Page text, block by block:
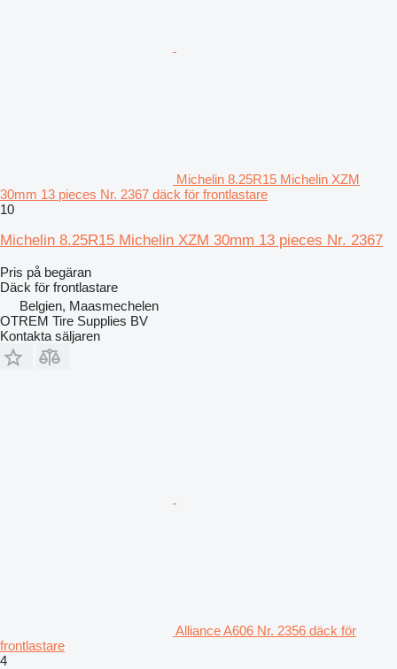
Michelin 8.25R15 Michelin XZM
30mm 13 pieces Nr. 2367 däck för frontlastare
10
Michelin 8.25R15 Michelin XZM 30mm 13 pieces Nr. 2367
Pris på begäran
Däck för frontlastare
Belgien, Maasmechelen
OTREM Tire Supplies BV
Kontakta säljaren
Alliance A606 Nr. 2356 däck för
frontlastare
4